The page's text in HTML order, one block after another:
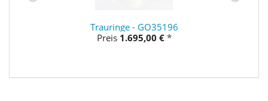
Trauringe - GO35196
Preis 1.695,00 € *